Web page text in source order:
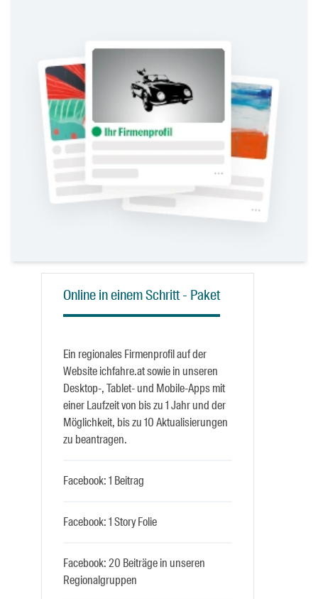
Online in einem Schritt - Paket
Ein regionales Firmenprofil auf der
Website ichfahre.at sowie in unseren
Desktop-, Tablet- und Mobile-Apps mit
einer Laufzeit von bis zu 1 Jahr und der
Möglichkeit, bis zu 10 Aktualisierungen
zu beantragen.
Facebook: 1 Beitrag
Facebook: 1 Story Folie
Facebook: 20 Beiträge in unseren
Regionalgruppen